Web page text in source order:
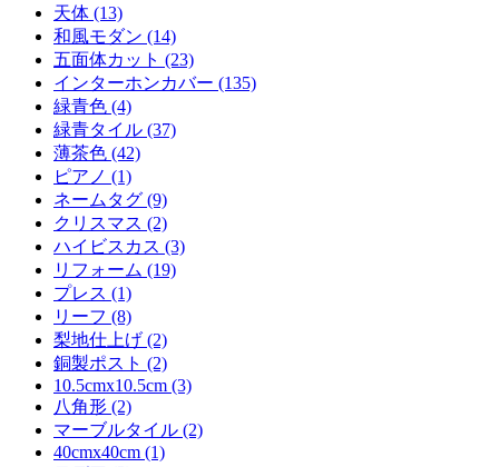
天体 (13)
和風モダン (14)
五面体カット (23)
インターホンカバー (135)
緑青色 (4)
緑青タイル (37)
薄茶色 (42)
ピアノ (1)
ネームタグ (9)
クリスマス (2)
ハイビスカス (3)
リフォーム (19)
プレス (1)
リーフ (8)
梨地仕上げ (2)
銅製ポスト (2)
10.5cmx10.5cm (3)
八角形 (2)
マーブルタイル (2)
40cmx40cm (1)